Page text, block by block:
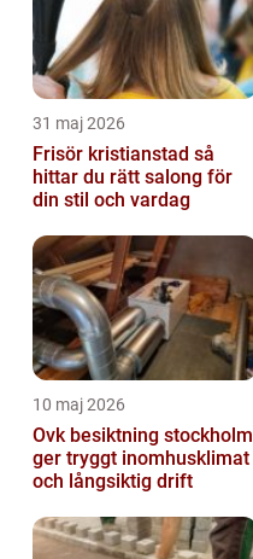
31 maj 2026
Frisör kristianstad så
hittar du rätt salong för
din stil och vardag
10 maj 2026
Ovk besiktning stockholm
ger tryggt inomhusklimat
och långsiktig drift